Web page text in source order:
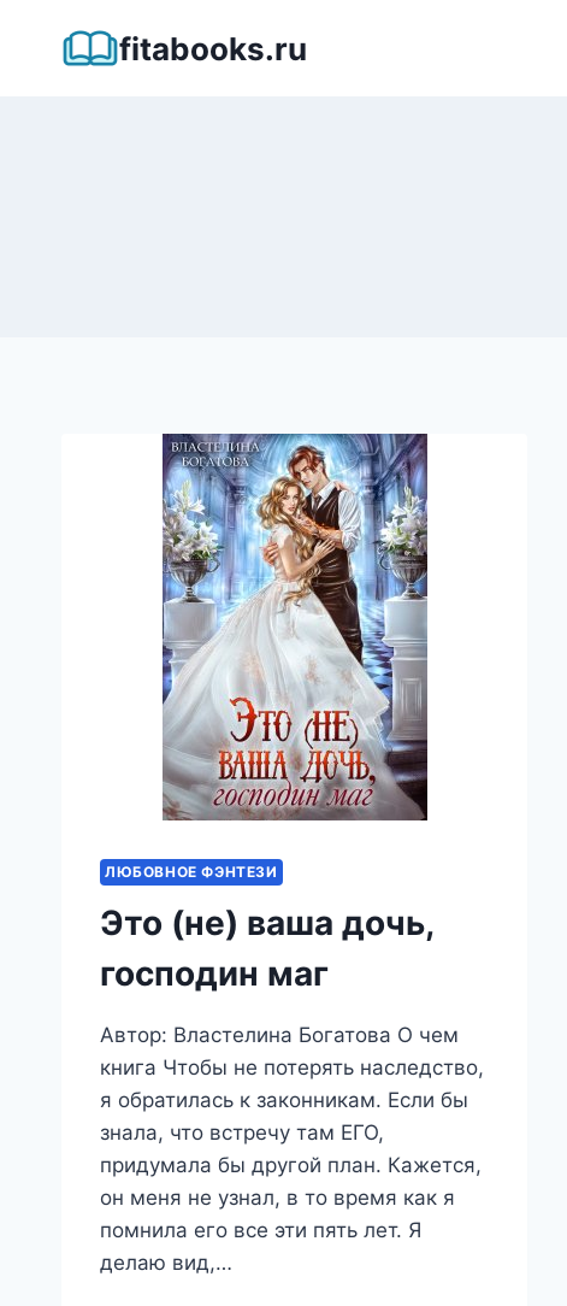
fitabooks.ru
ЛЮБОВНОЕ ФЭНТЕЗИ
Это (не) ваша дочь,
господин маг
Автор: Властелина Богатова О чем
книга Чтобы не потерять наследство,
я обратилась к законникам. Если бы
знала, что встречу там ЕГО,
придумала бы другой план. Кажется,
он меня не узнал, в то время как я
помнила его все эти пять лет. Я
делаю вид,…